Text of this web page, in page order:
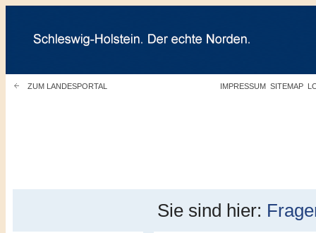
ZUM LANDESPORTAL IMPRESSUM SITEMAP
Sie sind hier: